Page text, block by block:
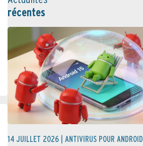
récentes
14 JUILLET 2026 | ANTIVIRUS POUR ANDROID